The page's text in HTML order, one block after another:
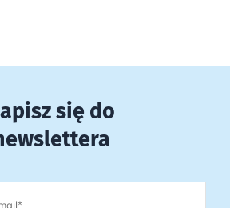
się do